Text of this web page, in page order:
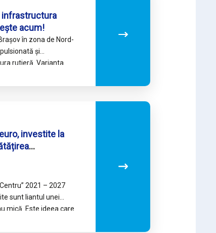
infrastructura
acum!
în zona de Nord-
și
rutieră. Varianta
investite la
2021 – 2027
sunt liantul unei
mică. Este ideea care